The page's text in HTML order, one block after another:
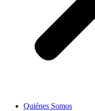
Quiénes Somos